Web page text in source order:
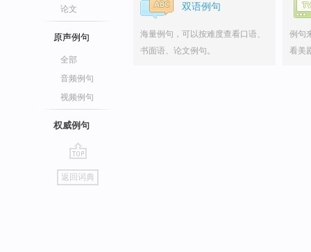
论文
原声例句
全部
音频例句
视频例句
权威例句
go
top
返回词典
双语例句
海量例句，可以按难度查看口语、
书面语、论文例句。
例句
看美